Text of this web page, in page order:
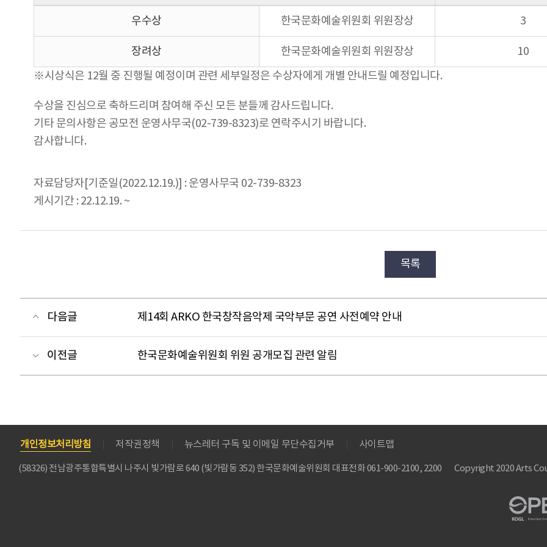
우수상 한국문화예술위원회 위원장상 3
장려상 한국문화예술위원회 위원장상 10
※시상식은 12월 중 진행될 예정이며 관련 세부일정은 수상자에게 개별 안내드릴 예정입니다.
수상을 진심으로 축하드리며 참여해 주신 모든 분들께 감사드립니다.
기타 문의사항은 공모전 운영사무국(02-739-8323)로 연락주시기 바랍니다.
감사합니다.
자료담당자[기준일(2022.12.19.)] : 운영사무국 02-739-8323
게시기간 : 22.12.19. ~
목록
다음글 제14회 ARKO 한국창작음악제 국악부문 공연 사전예약 안내
이전글 한국문화예술위원회 위원 공개모집 관련 알림
개인정보처리방침 저작권정책 뉴스레터 구독 및 이메일 무단수집거부 사이트맵
(58326) 전남광주통합특별시 나주시 빛가람로 640 (빛가람동 352) 한국문화예술위원회 대표전화 061-900-2100, 2200 Copyright 2020 Arts